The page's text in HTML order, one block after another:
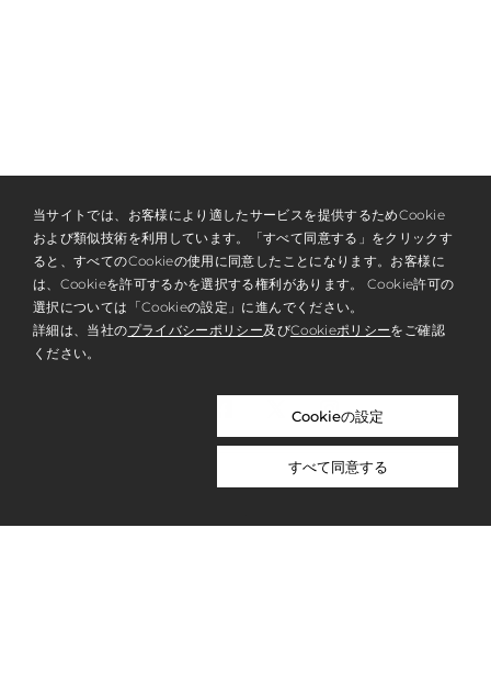
NEWSLETTER & MEMBERSHIP
当サイトでは、お客様により適したサービスを提供するためCookie
および類似技術を利用しています。「すべて同意する」をクリックす
ると、すべてのCookieの使用に同意したことになります。お客様に
は、Cookieを許可するかを選択する権利があります。 Cookie許可の
選択については「Cookieの設定」に進んでください。
詳細は、当社のプライバシーポリシー及びCookieポリシーをご確認
ください。
Cookieの設定
すべて同意する